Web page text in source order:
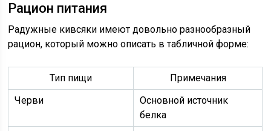
Рацион питания
Радужные кивсяки имеют довольно разнообразный
рацион, который можно описать в табличной форме:
Тип пищи
Примечания
Черви
Основной источник
белка